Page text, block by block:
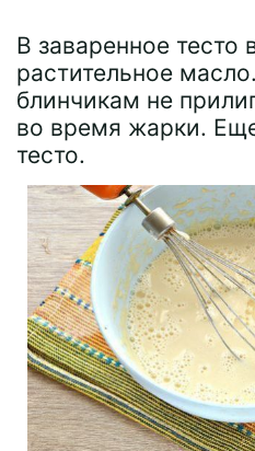
В заваренное тесто
растительное
блинчикам не
во время жарки.
тесто.